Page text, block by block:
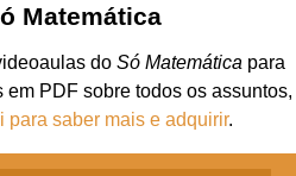
Matemática
do Só Matemática para
PDF sobre todos os assuntos,
para saber mais e adquirir.